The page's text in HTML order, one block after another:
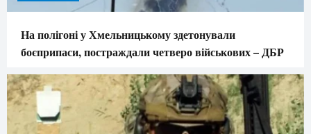
На полігоні у Хмельницькому здетонували
боєприпаси, постраждали четверо військових – ДБР